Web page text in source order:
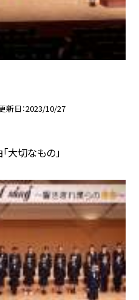
新日 2023/10/27
大切なもの」